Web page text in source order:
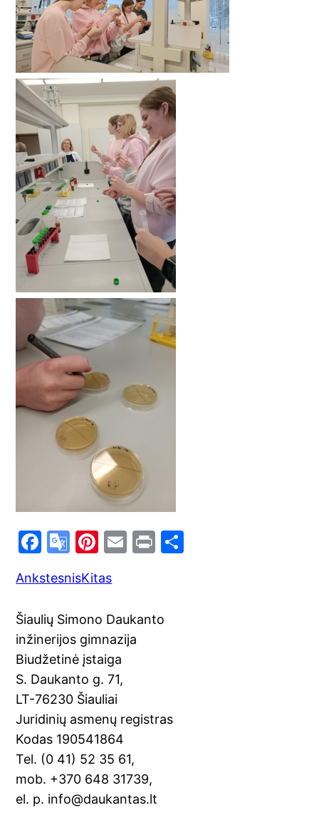
F
c
e
b
o
o
k
G
o
gl
e
Tr
a
n
sl
at
e
Pi
er
e
st
E
l
Pr
AnkstesnisKitas
Šiaulių Simono Daukanto
inžinerijos gimnazija
Biudžetinė įstaiga
S. Daukanto g. 71,
LT-76230 Šiauliai
Juridinių asmenų registras
Kodas 190541864
Tel. (0 41) 52 35 61,
mob. +370 648 31739,
el. p. info@daukantas.lt